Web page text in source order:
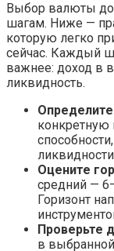
Выбор валюты
шагам. Ниже —
которую легко
сейчас. Каждый
важнее: доход в
ликвидность.
конкретную
Оцените
средний —
Горизонт
Проверьте
в